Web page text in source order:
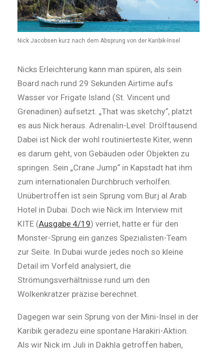
Nick Jacobsen kurz nach dem Absprung von der Karibik-Insel
Nicks Erleichterung kann man spüren, als sein
Board nach rund 29 Sekunden Airtime aufs
Wasser vor Frigate Island (St. Vincent und
Grenadinen) aufsetzt. „That was sketchy“, platzt
es aus Nick heraus. Adrenalin-Level: Drölftausend.
Dabei ist Nick der wohl routinierteste Kiter, wenn
es darum geht, von Gebäuden oder Objekten zu
springen. Sein „Crane Jump“ in Kapstadt hat ihm
zum internationalen Durchbruch verholfen.
Unübertroffen ist sein Sprung vom Burj al Arab
Hotel in Dubai. Doch wie Nick im Interview mit
KITE (Ausgabe 4/19) verriet, hatte er für den
Monster-Sprung ein ganzes Spezialisten-Team
zur Seite. In Dubai wurde jedes noch so kleine
Detail im Vorfeld analysiert, die
Strömungsverhältnisse rund um den
Wolkenkratzer präzise berechnet.
Dagegen war sein Sprung von der Mini-Insel in der
Karibik geradezu eine spontane Harakiri-Aktion.
Als wir Nick im Juli in Dakhla getroffen haben,